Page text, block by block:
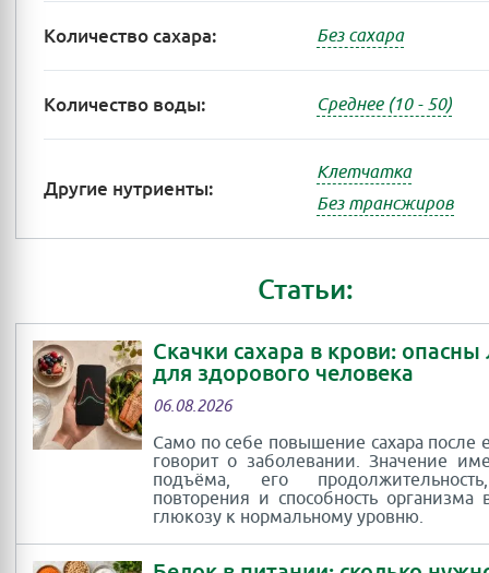
Количество сахара: Без сахара
Количество воды: Среднее (10 - 50)
Другие нутриенты:
Клетчатка
Без трансжиров
Статьи:
Скачки сахара в крови: опасны
для здорового человека
06.08.2026
Само по себе повышение сахара после
говорит о заболевании. Значение
подъёма, его
повторения и способность организма
глюкозу к нормальному уровню.